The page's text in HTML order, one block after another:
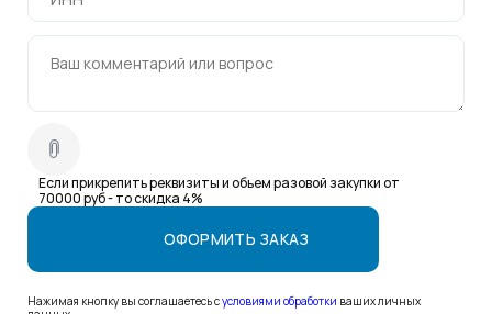
Если прикрепить реквизиты и обьем разовой закупки от
70000 руб - то скидка 4%
Нажимая кнопку вы соглашаетесь сусловиями обработки ваших личных